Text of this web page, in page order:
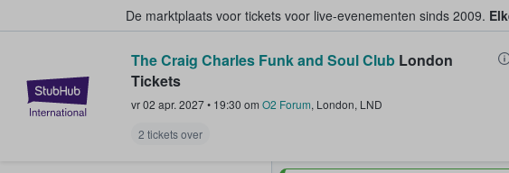
De marktplaats voor tickets voor live-evenementen sinds 2009.
StubHub: waar fans tickets kopen en
The Craig Charles Funk and Soul ClubLondon
Tickets
vr 02 apr. 2027• 19:30 om O2 Forum, London, LND
2 tickets over